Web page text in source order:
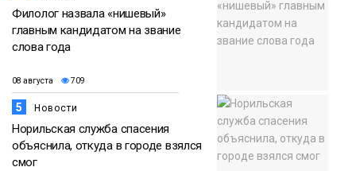
Филолог назвала «нишевый»
главным кандидатом на звание
слова года
08 августа 709
5 Новости
Норильская служба спасения
объяснила, откуда в городе взялся
смог